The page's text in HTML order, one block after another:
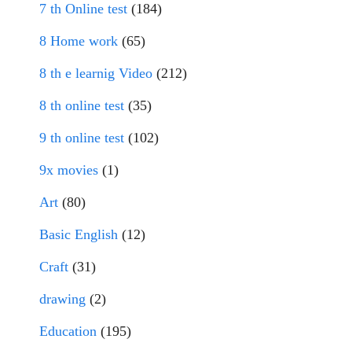
7 th Online test (184)
8 Home work (65)
8 th e learnig Video (212)
8 th online test (35)
9 th online test (102)
9x movies (1)
Art (80)
Basic English (12)
Craft (31)
drawing (2)
Education (195)